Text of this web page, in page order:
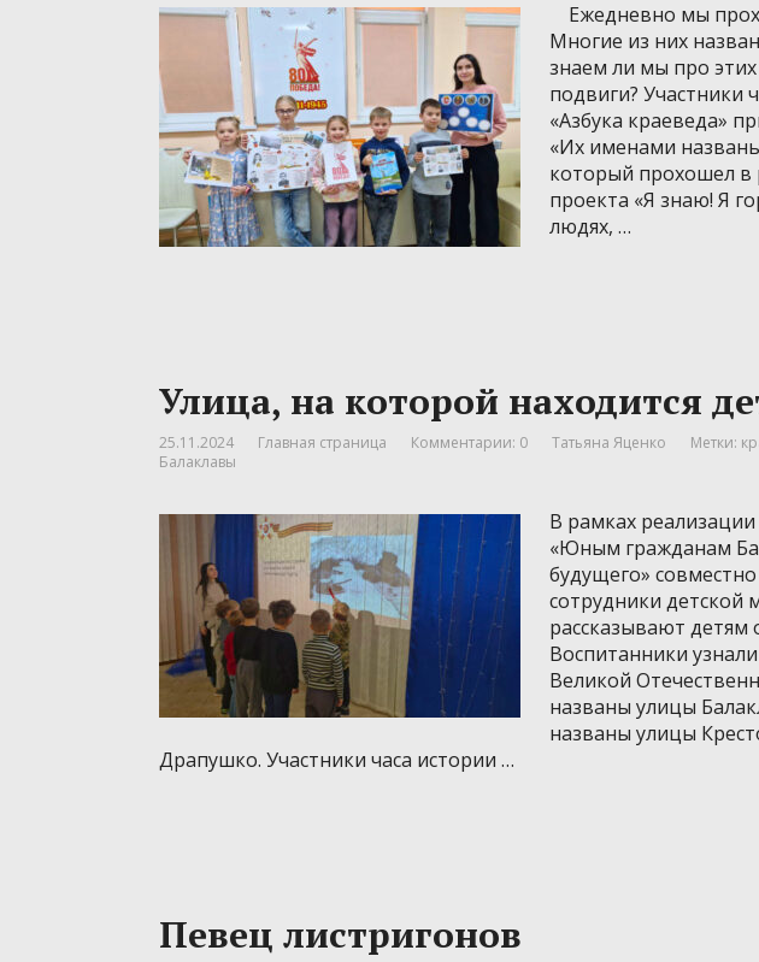
Ежедневно мы
Многие из них
знаем ли мы про
подвиги? Участники
«Азбука краеведа»
«Их именами
который прохошел в
проекта «Я знаю! Я
людях, …
Улица, на которой находится
25.11.2024 Главная страница Комментарии: 0 Татьяна Яценко Метки:
Балаклавы
В рамках
«Юным гражданам
будущего»
сотрудники детской
рассказывают детям
Воспитанники
Великой
названы улицы
названы улицы
Драпушко. Участники часа истории …
Певец листригонов